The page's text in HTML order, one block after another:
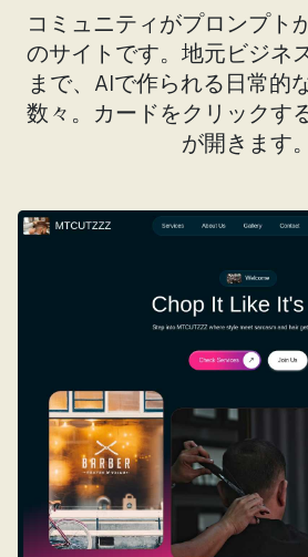
コミュニティがプロンプト
のサイトです。地元ビジネ
まで、AIで作られる日常的
数々。カードをクリックす
が開きます。